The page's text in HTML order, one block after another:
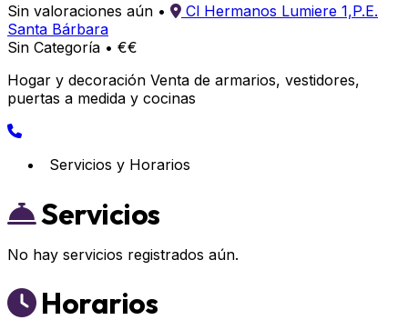
Sin valoraciones aún •
Cl Hermanos Lumiere 1,P.E.
Santa Bárbara
Sin Categoría • €€
Hogar y decoración Venta de armarios, vestidores,
puertas a medida y cocinas
Servicios y Horarios
Servicios
No hay servicios registrados aún.
Horarios